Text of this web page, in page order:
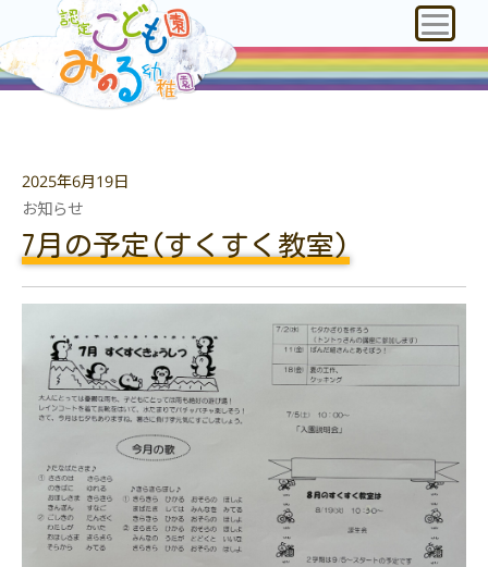
2025年6月19日
お知らせ
7月の予定(すくすく教室)